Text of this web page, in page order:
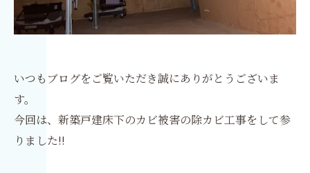
いつもブログをご覧いただき誠にありがとうございま
す。
今回は、新築戸建床下のカビ被害の除カビ工事をして参
りました!!